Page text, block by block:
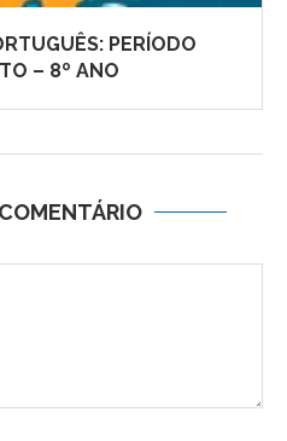
PERÍODO
– 8º ANO